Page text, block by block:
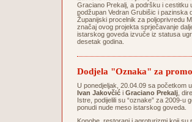
Graciano Prekalj, a podršku i cestitku
podžupan Vedran Grubišic i pazinska
Županijski procelnik za poljoprivredu
značaj ovog projekta sprječavanje
istarskog goveda izvuče iz statusa
desetak godina.
Dodjela "Oznaka" za
U ponedjeljak, 20.04.09 sa početkom
Ivan Jakovčić i Graciano Prekalj ,
Istre, podijelili su “oznake” za 2009-u
ponudi nude meso istarskog goveda.